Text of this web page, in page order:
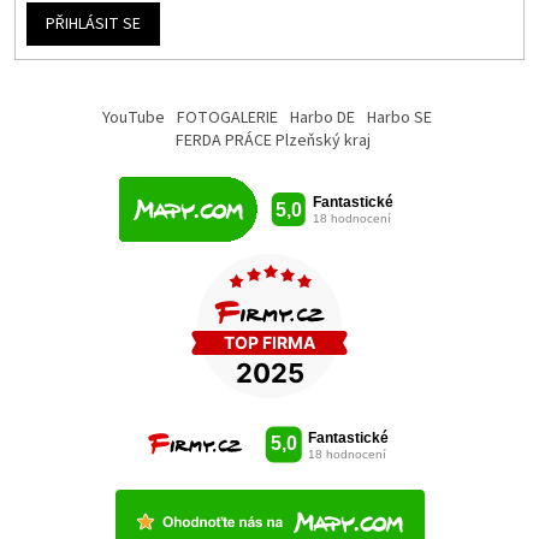
PŘIHLÁSIT SE
YouTube FOTOGALERIE Harbo DE Harbo SE
FERDA PRÁCE Plzeňský kraj